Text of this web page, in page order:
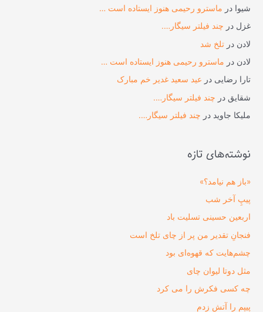
ی
:
شیوا در ماسترو رحیمی هنوز ایستاده است …
غزل در چند فیلتر سیگار….
لادن درتلخ شد
لادن در ماسترو رحیمی هنوز ایستاده است …
تارا رضایی در عید سعید غدیر خم مبارک
شقایق در چند فیلتر سیگار….
ملیکا جاوید در چند فیلتر سیگار….
نوشته‌های تازه
«باز هم نیامد؟»
پیپِ آخر شب
اربعین حسینی تسلیت باد
فنجانِ تقدیر من پر از چای تلخ است
چشم‌هایت که قهوه‌ای بود
مثل دوتا لیوان چای
چه کسی فکرش را می‌ کرد
پیپم را آتش زدم